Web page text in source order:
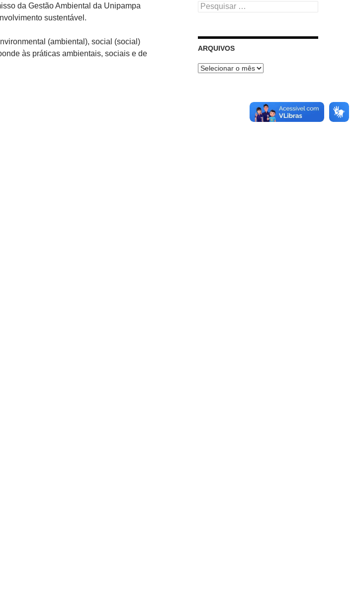
da Gestão Ambiental da Unipampa
sustentável.
(ambiental), social (social)
às práticas ambientais, sociais e de
Pesquisar
por:
ARQUIVOS
Arquivos